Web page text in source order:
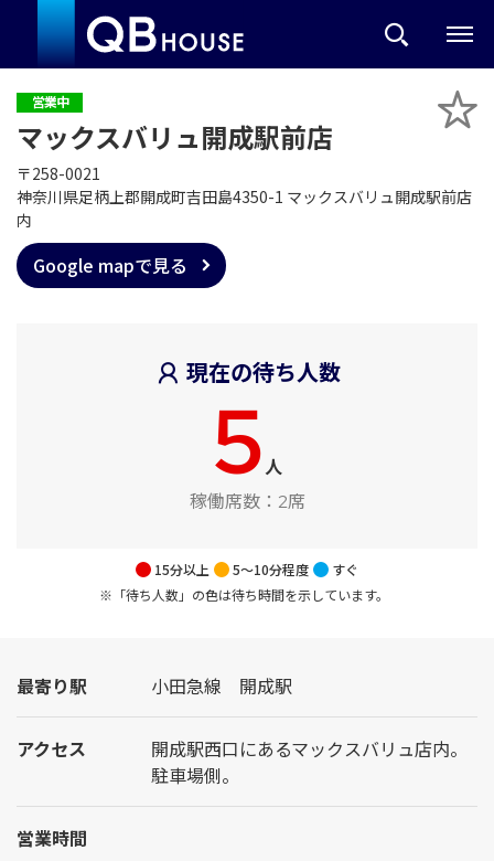
営業中
マックスバリュ開成駅前店
〒258-0021
神奈川県足柄上郡開成町吉田島4350-1 マックスバリュ開成駅前店
内
Google mapで見る
現在の待ち人数
5人
稼働席数： 2席
15分以上 5～10分程度
すぐ
※「待ち人数」の色は待ち時間を示しています。
最寄り駅 小田急線 開成駅
アクセス
開成駅西口にあるマックスバリュ店内。
駐車場側。
営業時間